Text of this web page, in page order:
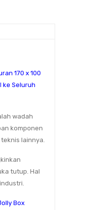
170 x 100
ke Seluruh
wadah
komponen
lainnya.
tutup. Hal
Box